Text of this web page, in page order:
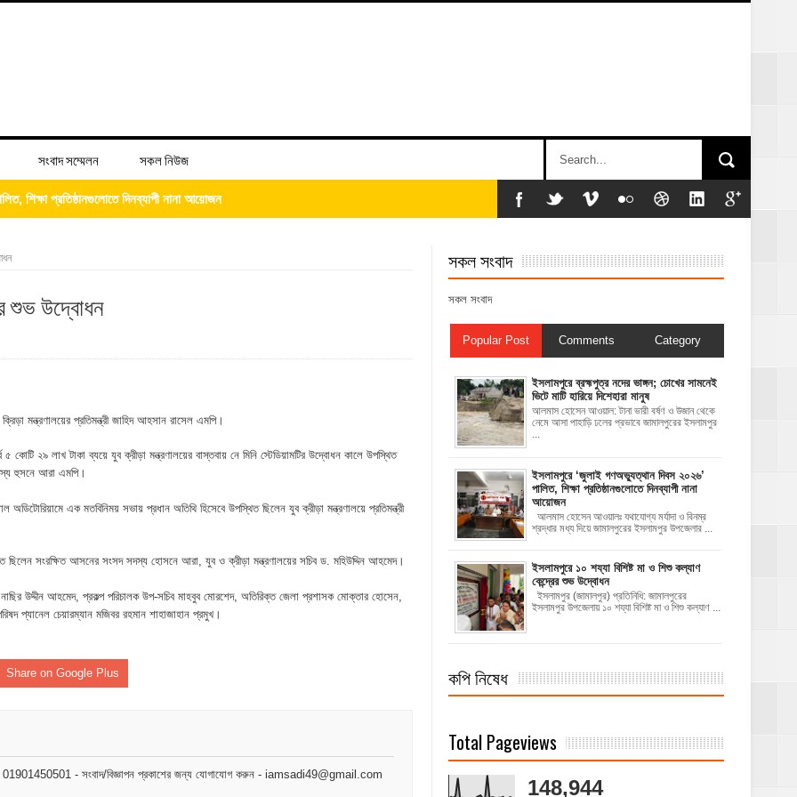
সংবাদ সম্মেলন সকল নিউজ
শিক্ষা প্রতিষ্ঠানগুলোতে দিনব্যাপী নানা আয়োজন
মামলার প্রস্তুতি
কর্মচারীর বিরুদ্ধে ঘুষের অভিযোগ
ত্রাণ প্রতিমন্ত্রী
বিষয়ক কর্মশালা ও গ্রাহক সমাবেশ অনুষ্ঠিত
উত্তম, সম্পাদক মহাদেব
রেজাল্ট ছাড়াই শিক্ষক নিয়োগ
হলেও শাস্তি আরও বেশি হবে” — এমপি মাহমুদুল হক রুবেল
শুভ উদ্বোধন
মন্ত্রণালয়ের প্রতিমন্ত্রী জাহিদ আহসান রাসেল এমপি।
২৯ লাখ টাকা ব্যয়ে যুব ক্রীড়া মন্ত্রণালয়ের বাস্তবায় নে মিনি স্টেডিয়ামটির উদ্বোধন কালে উপস্থিত
হুসনে আরা এমপি।
অডিটোরিয়ামে এক মতবিনিময় সভায় প্রধান অতিথি হিসেবে উপস্থিত ছিলেন যুব ক্রীড়া মন্ত্রণালয়ে প্রতিমন্ত্রী
ছিলেন সংরক্ষিত আসনের সংসদ সদস্য হোসনে আরা, যুব ও ক্রীড়া মন্ত্রণালয়ের সচিব ড. মহিউদ্দিন আহমেদ।
উদ্দীন আহমেদ, প্রকল্প পরিচালক উপ-সচিব মাহবুব মোরশেদ, অতিরিক্ত জেলা প্রশাসক মোক্তার হোসেন,
প্যানেল চেয়ারম্যান মজিবর রহমান শাহাজাহান প্রমুখ।
Share on Google Plus
: 01901450501 - সংবাদ/বিজ্ঞাপন প্রকাশের জন্য যোগাযোগ করুন - iamsadi49@gmail.com
সকল সংবাদ
সকল সংবাদ
Popular Post Comments Category
ইসলামপুরে ব্রহ্মপুত্র নদের ভাঙ্গন; চোখের সামনেই
ভিটে মাটি হারিয়ে দিশেহারা মানুষ
আলমাস হোসেন আওয়াল: টানা ভারী বর্ষণ ও উজান থেকে
নেমে আসা পাহাড়ি ঢলের প্রভাবে জামালপুরের ইসলামপুর
‎ইসলামপুরে ‘জুলাই গণঅভ্যুত্থান দিবস ২০২৬’
পালিত, শিক্ষা প্রতিষ্ঠানগুলোতে দিনব্যাপী নানা
আয়োজন
‎​আলমাস হোসেন আওয়ালঃ‎ ‎​যথাযোগ্য মর্যাদা ও বিনম্র
শ্রদ্ধার মধ্য দিয়ে জামালপুরের ইসলামপুর উপজেলার ...
ইসলামপুরে ১০ শয্যা বিশিষ্ট মা ও শিশু কল্যাণ
কেন্দ্রের শুভ উদ্বোধন
ইসলামপুর (জামালপুর) প্রতিনিধি: জামালপুরের
ইসলামপুর উপজেলায় ১০ শয্যা বিশিষ্ট মা ও শিশু কল্যাণ ...
কপি নিষেধ
Total Pageviews
148,944